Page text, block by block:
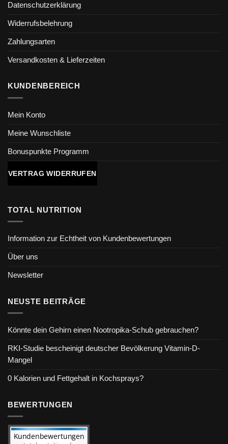
Datenschutzerklärung
Widerrufsbelehrung
Zahlungsarten
Versandkosten & Lieferzeiten
KUNDENBEREICH
Mein Konto
Meine Wunschliste
Bonuspunkte Programm
VERTRAG WIDERRUFEN
TOTAL NUTRITION
Information zur Echtheit von Kundenbewertungen
Über uns
Newsletter
NEUSTE BEITRÄGE
Könnte dein Gehirn einen Nootropika-Schub gebrauchen?
RKI-Studie bescheinigt deutscher Bevölkerung Vitamin-D-
Mangel
0 Kalorien und Fettgehalt in Kochsprays?
BEWERTUNGEN